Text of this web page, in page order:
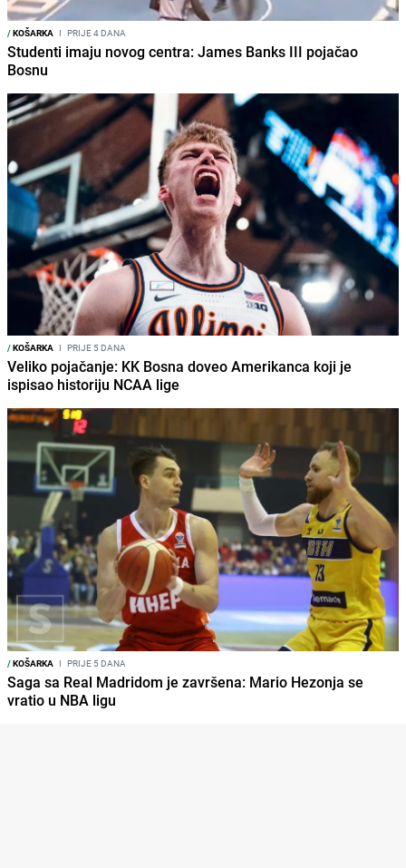
/KOŠARKA I PRIJE 4 DANA
Studenti imaju novog centra: James Banks III pojačao
Bosnu
/KOŠARKA I PRIJE 5 DANA
Veliko pojačanje: KK Bosna doveo Amerikanca koji je
ispisao historiju NCAA lige
/KOŠARKA I PRIJE 5 DANA
Saga sa Real Madridom je završena: Mario Hezonja se
vratio u NBA ligu